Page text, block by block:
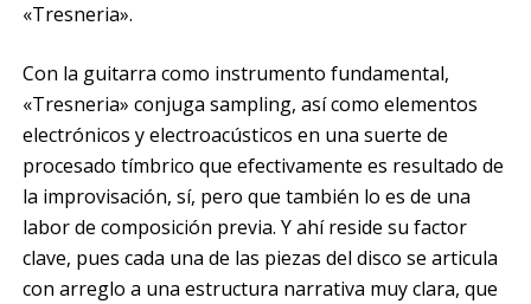
«Tresneria».
Con la guitarra como instrumento fundamental,
«Tresneria» conjuga sampling, así como elementos
electrónicos y electroacústicos en una suerte de
procesado tímbrico que efectivamente es resultado de
la improvisación, sí, pero que también lo es de una
labor de composición previa. Y ahí reside su factor
clave, pues cada una de las piezas del disco se articula
con arreglo a una estructura narrativa muy clara, que